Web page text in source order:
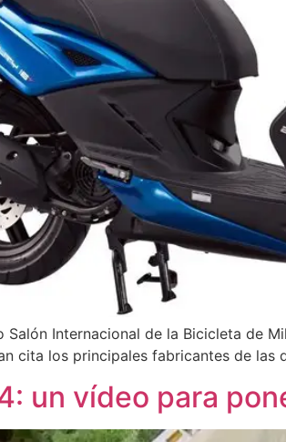
Internacional de la Bicicleta de
cita los principales fabricantes de
un vídeo para